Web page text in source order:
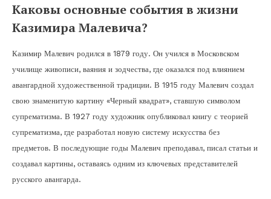
Каковы основные события в жизни
Казимира Малевича?
Казимир Малевич родился в 1879 году. Он учился в Московском
училище живописи, ваяния и зодчества, где оказался под влиянием
авангардной художественной традиции. В 1915 году Малевич создал
свою знаменитую картину «Черный квадрат», ставшую символом
супрематизма. В 1927 году художник опубликовал книгу с теорией
супрематизма, где разработал новую систему искусства без
предметов. В последующие годы Малевич преподавал, писал статьи и
создавал картины, оставаясь одним из ключевых представителей
русского авангарда.